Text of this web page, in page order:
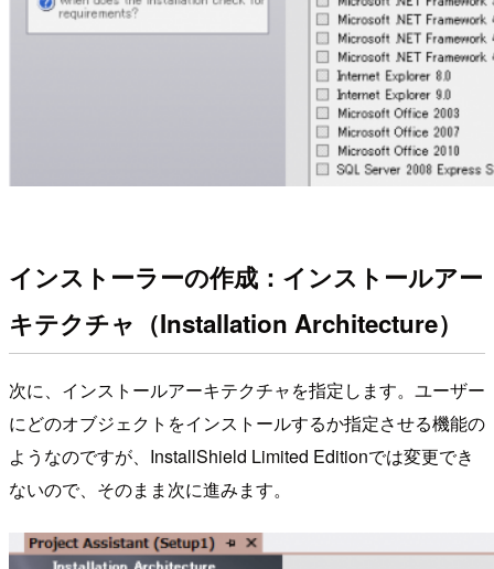
インストーラーの作成：インストールアー
キテクチャ（Installation Architecture）
次に、インストールアーキテクチャを指定します。ユーザー
にどのオブジェクトをインストールするか指定させる機能の
ようなのですが、InstallShield Limited Editionでは変更でき
ないので、そのまま次に進みます。